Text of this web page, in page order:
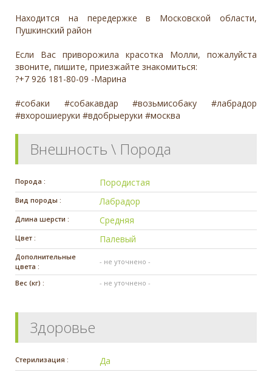
Находится на передержке в Московской области,
Пушкинский район
Если Вас приворожила красотка Молли, пожалуйста
звоните, пишите, приезжайте знакомиться:
?+7 926 181-80-09 -Марина
#собаки #собакавдар #возьмисобаку #лабрадор
#вхорошиеруки #вдобрыеруки #москва
Внешность \ Порода
Порода : Породистая
Вид породы : Лабрадор
Длина шерсти : Средняя
Цвет : Палевый
Дополнительные
цвета :
- не уточнено -
Вес (кг) : - не уточнено -
Здоровье
Стерилизация : Да